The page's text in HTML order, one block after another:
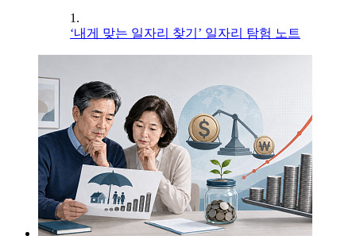
1.
‘내게 맞는 일자리 찾기’ 일자리 탐험 노트